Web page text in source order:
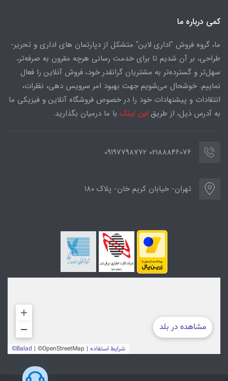
کمی درباره ما
ما، گروه فروش "اداری لاین" متشکل از دپارتمان های اداری و تحریر-
طراحی، بر آن شدیم تا برای خدمت رسانی هرچه مقرون به صرفه‌تر،
سهل‌تر و گسترده‌تر به مشتریان گرانقدر خود، فروش آنلاین را فعال
نماییم. خوشحال می‌شویم جهت بهبود امر سرویس دهی، نظرات،
انتقادات و پیشنهادات خود را در خصوص فروشگاه آنلاین و فیزیکی ما
به آدرس ذیل، از طریق این لینک با ما درمیان بگذارید.
02188846076 09197798772
تهران- خیابان کریم خان- پلاک ۱۸۰